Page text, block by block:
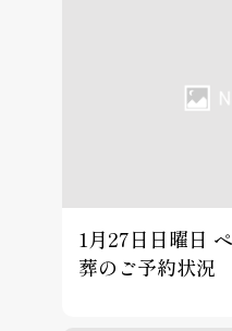
1月27日日曜日
葬のご予約状況